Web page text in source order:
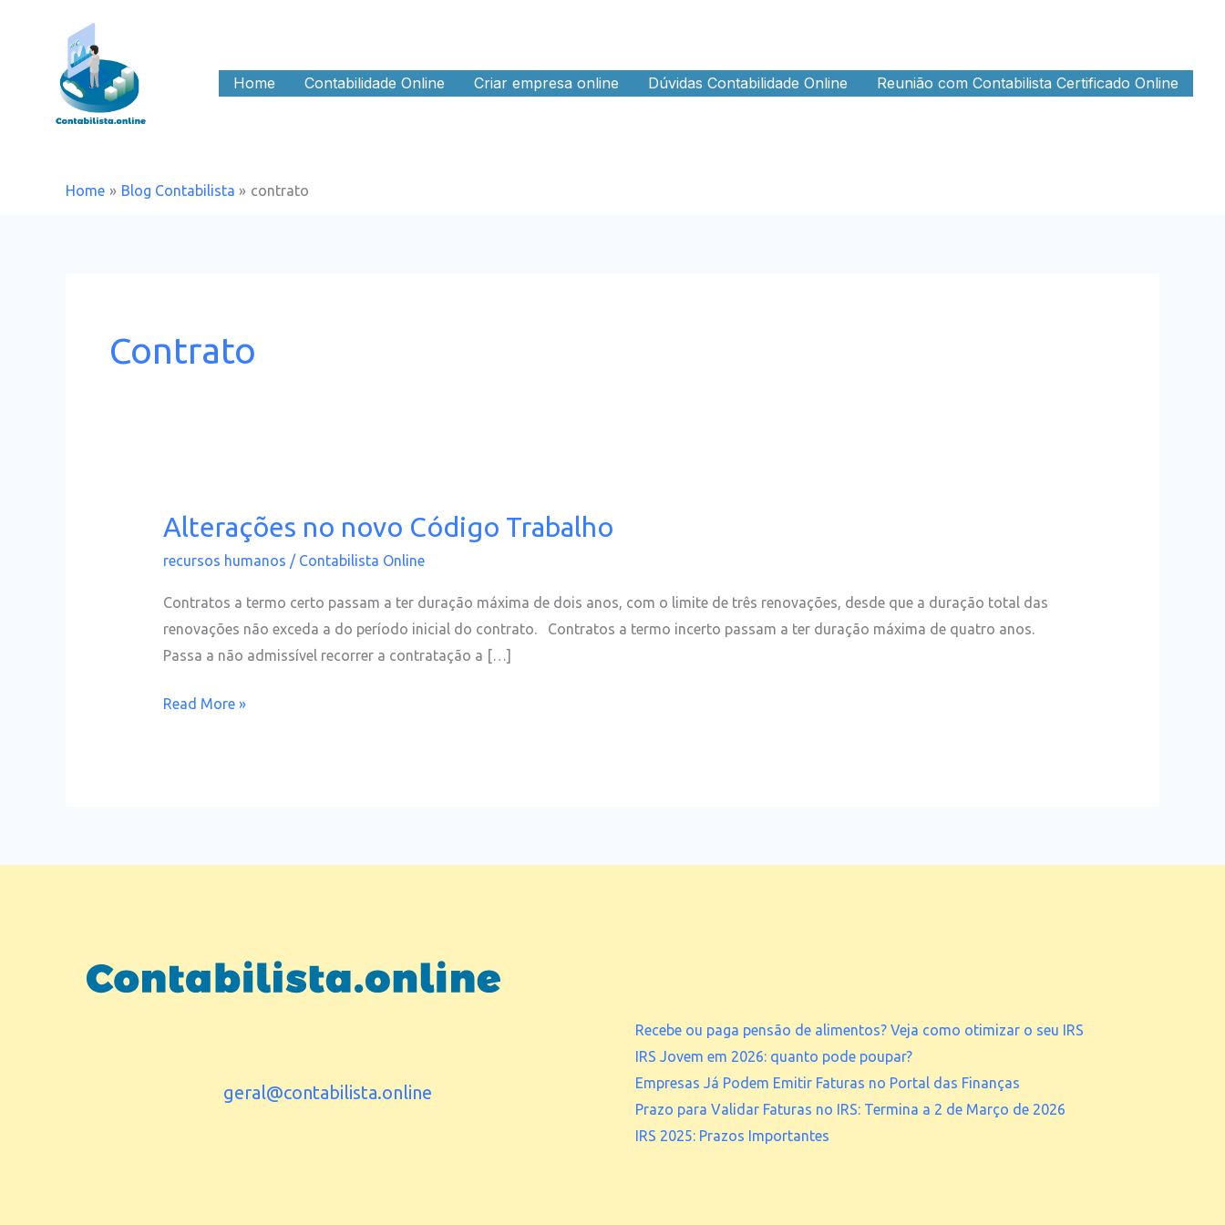
Home Contabilidade Online Criar empresa online Dúvidas Contabilidade Online Reunião com Contabilista Certificado Online
Home Blog Contabilista contrato
Contrato
Alterações no novo Código Trabalho
recursos humanos / Contabilista Online
Contratos a termo certo passam a ter duração máxima de dois anos, com o limite de três renovações, desde que a duração total das
renovações não exceda a do período inicial do contrato. Contratos a termo incerto passam a ter duração máxima de quatro anos.
Passa a não admissível recorrer a contratação a […]
Alterações
Código
Trabalho
Read More »
geral@contabilista.online
Recebe ou paga pensão de alimentos? Veja como otimizar o seu IRS
IRS Jovem em 2026: quanto pode poupar?
Empresas Já Podem Emitir Faturas no Portal das Finanças
Prazo para Validar Faturas no IRS: Termina a 2 de Março de 2026
IRS 2025: Prazos Importantes